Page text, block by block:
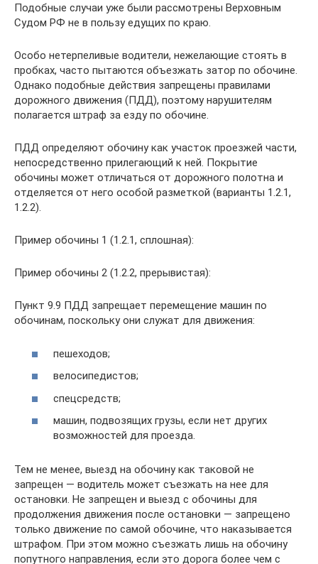
Подобные случаи уже были рассмотрены Верховным
Судом РФ не в пользу едущих по краю.
Особо нетерпеливые водители, нежелающие стоять в
пробках, часто пытаются объезжать затор по обочине.
Однако подобные действия запрещены правилами
дорожного движения (ПДД), поэтому нарушителям
полагается штраф за езду по обочине.
ПДД определяют обочину как участок проезжей части,
непосредственно прилегающий к ней. Покрытие
обочины может отличаться от дорожного полотна и
отделяется от него особой разметкой (варианты 1.2.1,
1.2.2).
Пример обочины 1 (1.2.1, сплошная):
Пример обочины 2 (1.2.2, прерывистая):
Пункт 9.9 ПДД запрещает перемещение машин по
обочинам, поскольку они служат для движения:
пешеходов;
велосипедистов;
спецсредств;
машин, подвозящих грузы, если нет других
возможностей для проезда.
Тем не менее, выезд на обочину как таковой не
запрещен — водитель может съезжать на нее для
остановки. Не запрещен и выезд с обочины для
продолжения движения после остановки — запрещено
только движение по самой обочине, что наказывается
штрафом. При этом можно съезжать лишь на обочину
попутного направления, если это дорога более чем с